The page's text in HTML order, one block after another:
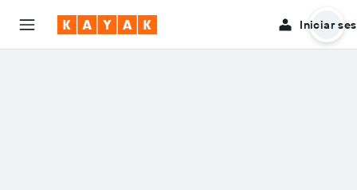
Iniciar